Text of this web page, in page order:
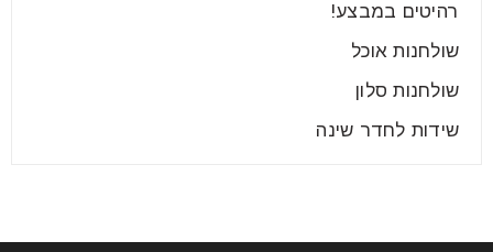
רהיטים במבצע!
שולחנות אוכל
שולחנות סלון
שידות לחדר שינה